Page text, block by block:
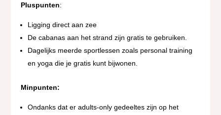
Pluspunten:
Ligging direct aan zee
De cabanas aan het strand zijn gratis te gebruiken.
Dagelijks meerde sportlessen zoals personal training
en yoga die je gratis kunt bijwonen.
Minpunten:
Ondanks dat er adults-only gedeeltes zijn op het